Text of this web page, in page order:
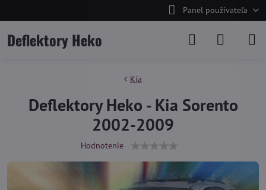
Panel používateľa
Deflektory Heko
Kia
Deflektory Heko - Kia Sorento
2002-2009
Hodnotenie